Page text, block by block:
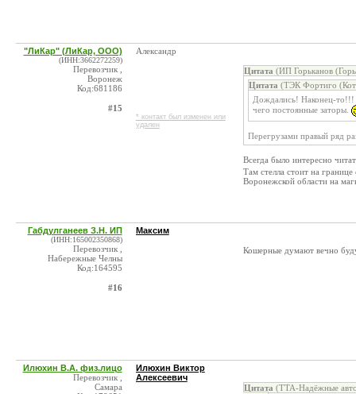
"ЛиКар" (ЛиКар, ООО)
(ИНН:3662272259)
Перевозчик ,
Воронеж
Код:681186
#15
Александр
* контакт был изменен или
удален
Цитата (ИП Горьканов
Цитата (ТЭК Фортиго
Дождались! Наконец-то!!!
чего постоянные заторы.
Перегрузами правый ряд
Всегда было интересно
Там стелла стоит на
Воронежской области на
Габдулганеев З.Н. ИП
(ИНН:165002350868)
Перевозчик ,
Набережные Челны
Код:164595
#16
Максим
Кошерные думают вечно
Илюхин В.А. физ.лицо
Перевозчик ,
Самара
Илюхин Виктор
Алексеевич
Цитата (TTA-Надёжные